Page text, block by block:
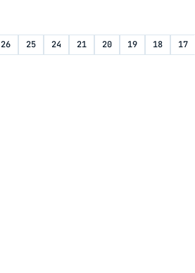
26 25 24 21 20 19 18 17